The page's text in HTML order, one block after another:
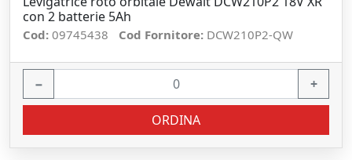
con 2 batterie 5Ah
Cod: 09745438 Cod Fornitore: DCW210P2-QW
− +
ORDINA